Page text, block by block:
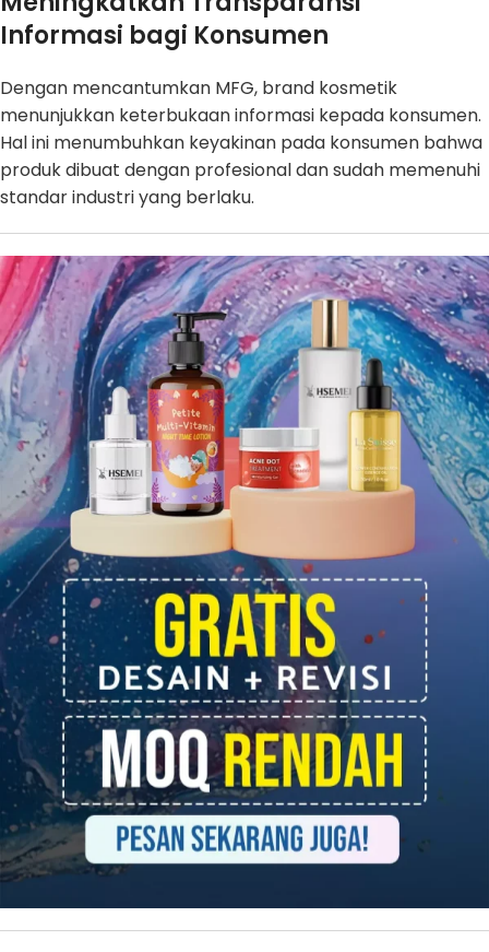
Informasi bagi Konsumen
Dengan mencantumkan MFG, brand kosmetik
menunjukkan keterbukaan informasi kepada konsumen.
Hal ini menumbuhkan keyakinan pada konsumen bahwa
produk dibuat dengan profesional dan sudah memenuhi
standar industri yang berlaku.